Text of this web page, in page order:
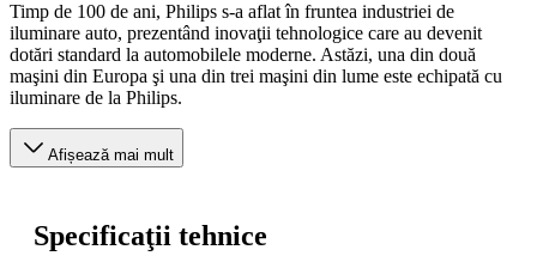
Timp de 100 de ani, Philips s-a aflat în fruntea industriei de
iluminare auto, prezentând inovaţii tehnologice care au devenit
dotări standard la automobilele moderne. Astăzi, una din două
maşini din Europa şi una din trei maşini din lume este echipată cu
iluminare de la Philips.
Afișează mai mult
Specificaţii tehnice